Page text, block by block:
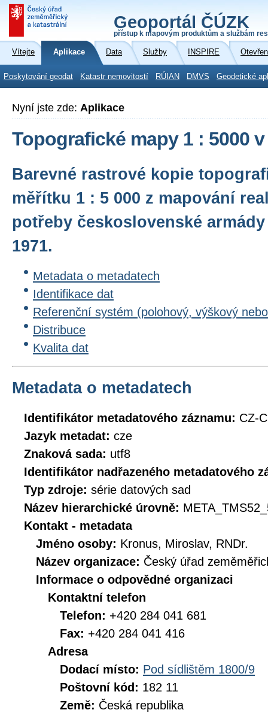
Geoportál ČÚZK
přístup k mapovým produktům a službám
Vítejte Aplikace Data Služby INSPIRE
Poskytování geodat Katastr nemovitostí RÚIAN DMVS Geodetické
Nyní jste zde: Aplikace
Topografické mapy 1 : 5000
Barevné rastrové kopie
měřítku 1 : 5 000 z mapování
potřeby československé
1971.
Metadata o metadatech
Identifikace dat
Referenční systém (polohový, výškový
Distribuce
Kvalita dat
Metadata o metadatech
Identifikátor metadatového záznamu: CZ-
Jazyk metadat: cze
Znaková sada: utf8
Identifikátor nadřazeného metadatového
Typ zdroje: série datových sad
Název hierarchické úrovně:
Kontakt - metadata
Jméno osoby: Kronus, Miroslav, RNDr.
Název organizace: Český úřad
Informace o odpovědné organizaci
Kontaktní telefon
Telefon: +420 284 041 681
Fax: +420 284 041 416
Adresa
Dodací místo: Pod sídlištěm 1800/9
Poštovní kód: 182 11
Země: Česká republika